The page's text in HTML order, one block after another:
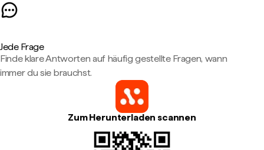
Jede Frage
Finde klare Antworten auf häufig gestellte Fragen, wann
immer du sie brauchst.
Zum Herunterladen scannen